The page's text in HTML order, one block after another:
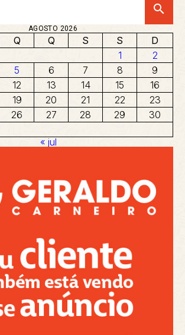
search
AGOSTO 2026
Q Q S S
D
1
2
5 6 7 8
9
12 13 14 15
16
19 20 21 22
23
26 27 28 29
30
« jul